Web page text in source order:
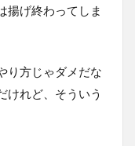
揚げ終わってしま
り方じゃダメだな
けれど、そういう